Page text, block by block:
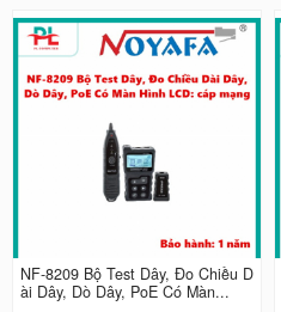
NF-8209 Bộ Test Dây, Đo Chiều D
ài Dây, Dò Dây, PoE Có Màn...